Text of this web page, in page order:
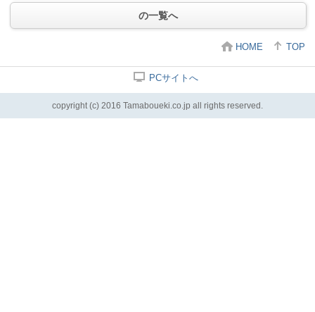
の一覧へ
HOME TOP
PCサイトへ
copyright (c) 2016 Tamaboueki.co.jp all rights reserved.